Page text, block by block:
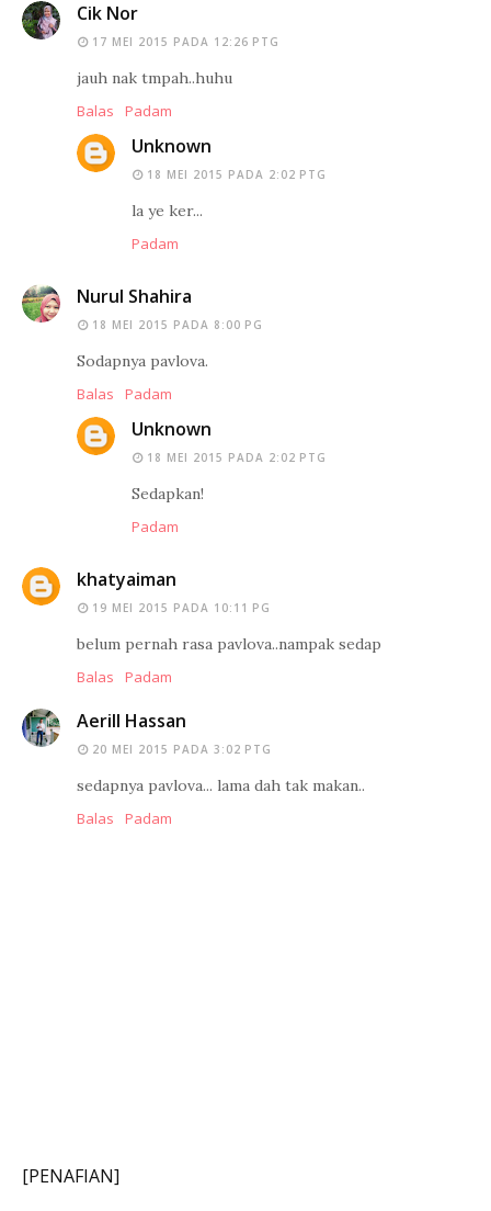
Cik Nor
17 MEI 2015 PADA 12:26 PTG
jauh nak tmpah..huhu
Balas
Padam
Unknown
18 MEI 2015 PADA 2:02 PTG
la ye ker...
Padam
Nurul Shahira
18 MEI 2015 PADA 8:00 PG
Sodapnya pavlova.
Balas
Padam
Unknown
18 MEI 2015 PADA 2:02 PTG
Sedapkan!
Padam
khatyaiman
19 MEI 2015 PADA 10:11 PG
belum pernah rasa pavlova..nampak sedap
Balas
Padam
Aerill Hassan
20 MEI 2015 PADA 3:02 PTG
sedapnya pavlova... lama dah tak makan..
Balas
Padam
[PENAFIAN]